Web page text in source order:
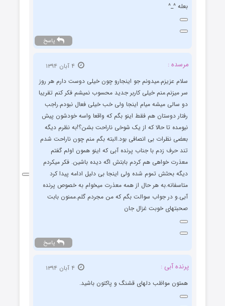
بعله ^_^
پاسخ
مرسده :
سلام عزیزم.میدونم جو اینجارو چون خیلی دوست دارم هر روز
سر میزنم.منم خیلی کاربر جدید محسوب نمیشم فکر کنم تقریبا
دو سالی میشه میام اینجا ولی خب خیلی فعال نبودم.راجب
رفتار دوستان هم فقط اینو بگم که واقعا واسه خودشون پیش
نیومده تا حالا که از یک شوخی ناراحت بشن؟!به نظرم دیگه
بعضی نظرات بی انصافی بود.البته بگم منم چون ناراحت شدم
تند حرف زدم با جناب پرنده آبی که اینو همون اولم گفتم
معذرت خواهی هم کردم بابتش اگه دیده باشین. فکر میکردم
دیگه بحثش تموم شده ولی اینجا بی دلیل ادامه پیدا کرد
متاسفانه.به هر حال از همه معذرت میخوام به خصوص پرنده
آبی.و در جواب سوالت بگم که من مجردم گلم.ممنون بابت
صحبتهای خوبت غزال جان
پاسخ
پرنده آبی :
همتون مواظب دلهای قشنگ و پاکتون باشید.